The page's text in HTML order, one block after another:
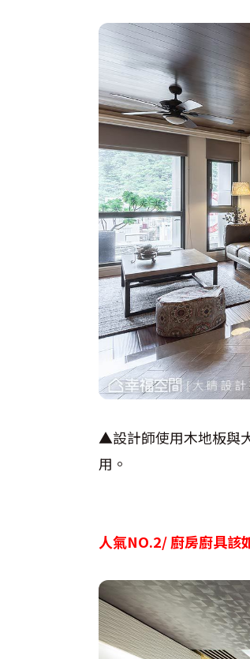
▲設計師使用木地板與
用。
人氣NO.2/ 廚房廚具該